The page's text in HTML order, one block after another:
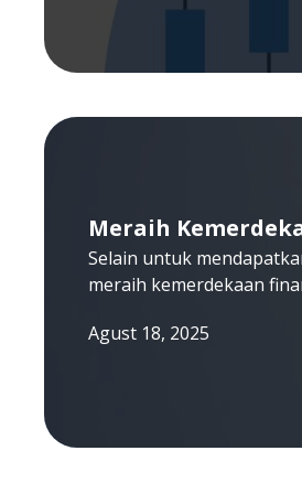
Meraih
Selain untuk
meraih kemerdekaan
Agust 18, 2025